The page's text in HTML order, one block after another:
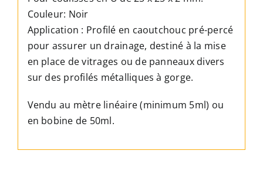
coulisses
en
U
de
25
25
x
mm
Couleur: Noir
Application : Profilé en caoutchouc pré-percé
pour assurer un drainage, destiné à la mise
en place de vitrages ou de panneaux divers
sur des profilés métalliques à gorge.
Vendu au mètre linéaire (minimum 5ml) ou
en bobine de 50ml.